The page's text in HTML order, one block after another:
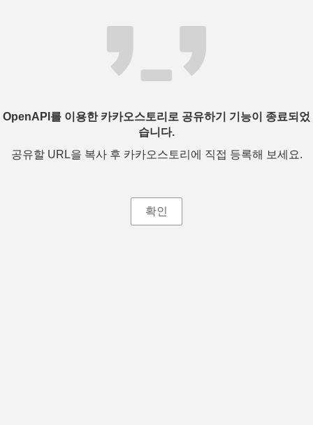
OpenAPI를 이용한 카카오스토리로 공유하기 기능이 종료되었
습니다.
공유할 URL을 복사 후 카카오스토리에 직접 등록해 보세요.
확인